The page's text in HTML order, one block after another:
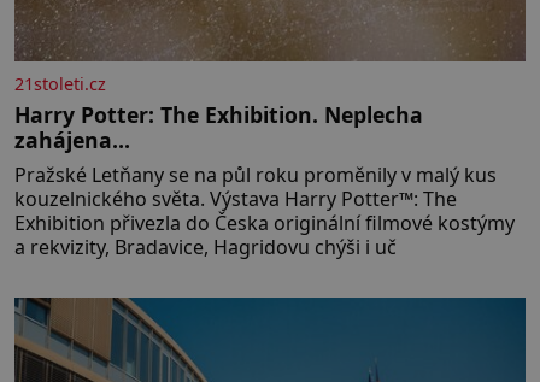
21stoleti.cz
Harry Potter: The Exhibition. Neplecha
zahájena…
Pražské Letňany se na půl roku proměnily v malý kus
kouzelnického světa. Výstava Harry Potter™: The
Exhibition přivezla do Česka originální filmové kostýmy
a rekvizity, Bradavice, Hagridovu chýši i uč